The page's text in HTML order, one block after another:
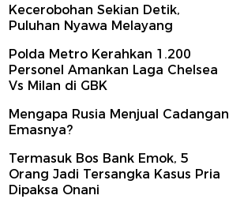
Kecerobohan Sekian Detik,
Puluhan Nyawa Melayang
Polda Metro Kerahkan 1.200
Personel Amankan Laga Chelsea
Vs Milan di GBK
Mengapa Rusia Menjual Cadangan
Emasnya?
Termasuk Bos Bank Emok, 5
Orang Jadi Tersangka Kasus Pria
Dipaksa Onani